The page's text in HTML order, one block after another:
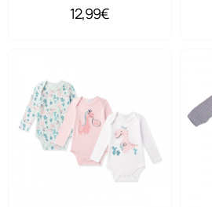
12,99€